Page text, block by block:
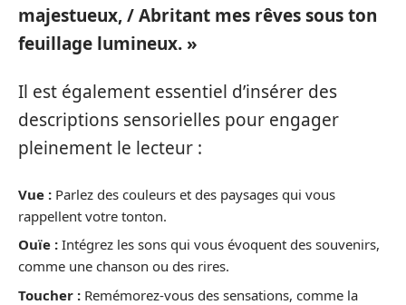
majestueux, / Abritant mes rêves sous ton
feuillage lumineux. »
Il est également essentiel d’insérer des
descriptions sensorielles pour engager
pleinement le lecteur :
Vue : Parlez des couleurs et des paysages qui vous
rappellent votre tonton.
Ouïe : Intégrez les sons qui vous évoquent des souvenirs,
comme une chanson ou des rires.
Toucher : Remémorez-vous des sensations, comme la